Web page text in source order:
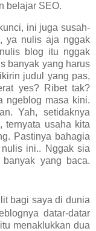
belajar SEO.
ini juga susah-
ya nulis aja nggak
blog itu nggak
banyak yang harus
judul yang pas,
yes? Ribet tak?
ngeblog masa kini.
Yah, setidaknya
ternyata usaha kita
Pastinya bahagia
ini.. Nggak sia
yang baca.
bagi saya di dunia
datar-datar
menaklukkan dua